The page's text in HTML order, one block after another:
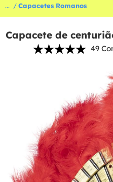
... Capacetes Romanos
Capacete de
49